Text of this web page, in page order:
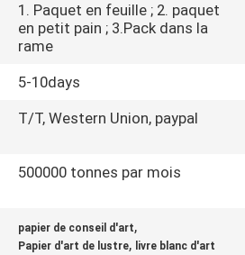
1. Paquet en feuille ; 2. paquet
en petit pain ; 3.Pack dans la
rame
5-10days
T/T, Western Union, paypal
500000 tonnes par mois
papier de conseil d'art,
Papier d'art de lustre, livre blanc d'art